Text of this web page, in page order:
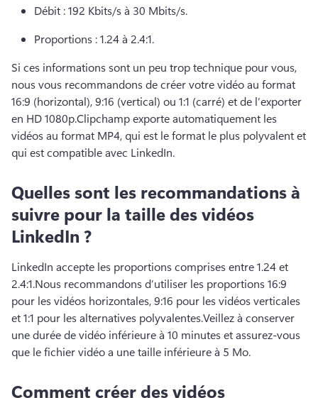
Débit : 192 Kbits/s à 30 Mbits/s.
Proportions : 1.24 à 2.4:1.
Si ces informations sont un peu trop technique pour vous,
nous vous recommandons de créer votre vidéo au format
16:9 (horizontal), 9:16 (vertical) ou 1:1 (carré) et de l’exporter
en HD 1080p.Clipchamp exporte automatiquement les
vidéos au format MP4, qui est le format le plus polyvalent et
qui est compatible avec LinkedIn.
Quelles sont les recommandations à
suivre pour la taille des vidéos
LinkedIn ?
LinkedIn accepte les proportions comprises entre 1.24 et
2.4:1.Nous recommandons d’utiliser les proportions 16:9
pour les vidéos horizontales, 9:16 pour les vidéos verticales
et 1:1 pour les alternatives polyvalentes.Veillez à conserver
une durée de vidéo inférieure à 10 minutes et assurez-vous
que le fichier vidéo a une taille inférieure à 5 Mo.
Comment créer des vidéos